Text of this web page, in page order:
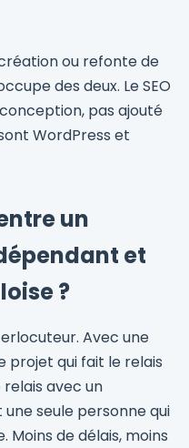
ou refonte de
des deux. Le SEO
pas ajouté
WordPress et
un
et
?
Avec une
projet qui fait le relais
avec un
seule personne qui
de délais, moins